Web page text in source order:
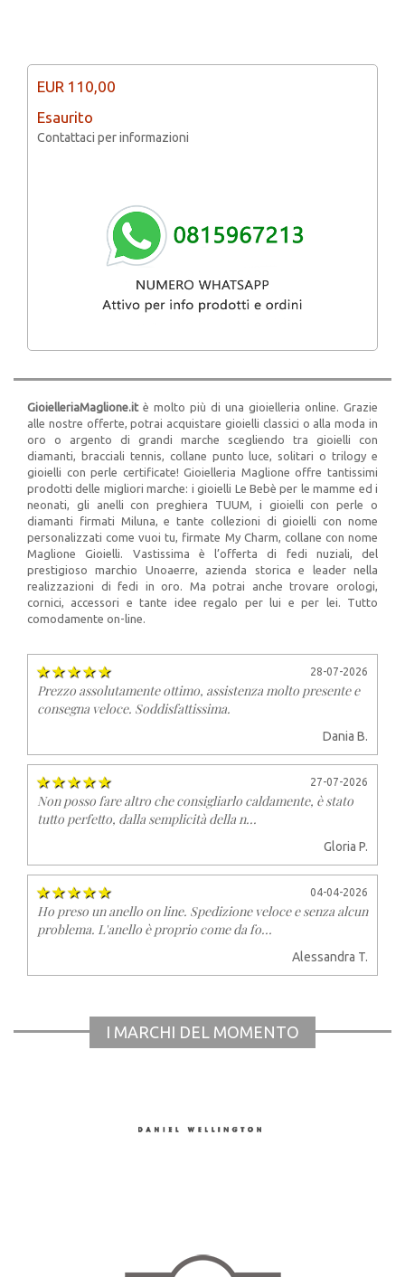
EUR 110,00
Esaurito
Contattaci per informazioni
GioielleriaMaglione.itè molto più di una gioielleria online. Grazie
alle nostre offerte, potrai acquistare gioielli classici o alla moda in
oro o argento di grandi marche scegliendo tra gioielli con
diamanti, bracciali tennis, collane punto luce, solitari o trilogy e
gioielli con perle certificate! Gioielleria Maglione offre tantissimi
prodotti delle migliori marche: i gioielli Le Bebè per le mamme ed i
neonati, gli anelli con preghiera TUUM, i gioielli con perle o
diamanti firmati Miluna, e tante collezioni di gioielli con nome
personalizzati come vuoi tu, firmate My Charm, collane con nome
Maglione Gioielli. Vastissima è l’offerta di fedi nuziali, del
prestigioso marchio Unoaerre, azienda storica e leader nella
realizzazioni di fedi in oro. Ma potrai anche trovare orologi,
cornici, accessori e tante idee regalo per lui e per lei. Tutto
comodamente on-line.
28-07-2026
Prezzo assolutamente ottimo, assistenza molto presente e
consegna veloce. Soddisfattissima.
Dania B.
27-07-2026
Non posso fare altro che consigliarlo caldamente, è stato
tutto perfetto, dalla semplicità della n...
Gloria P.
04-04-2026
Ho preso un anello on line. Spedizione veloce e senza alcun
problema. L'anello è proprio come da fo...
Alessandra T.
I MARCHI DEL MOMENTO